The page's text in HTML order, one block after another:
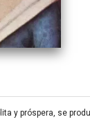
y próspera, se